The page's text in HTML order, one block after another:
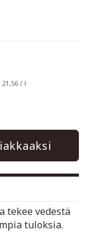
/ l
tekee vedestä
tuloksia.